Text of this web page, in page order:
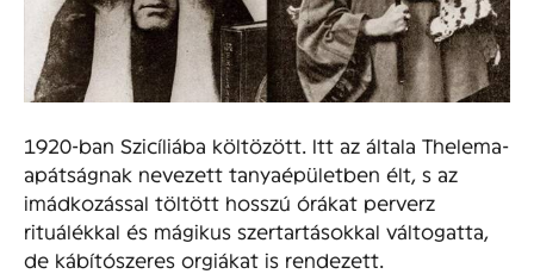
1920-ban Szicíliába költözött. Itt az általa Thelema-
apátságnak nevezett tanyaépületben élt, s az
imádkozással töltött hosszú órákat perverz
rituálékkal és mágikus szertartásokkal váltogatta,
de kábítószeres orgiákat is rendezett.